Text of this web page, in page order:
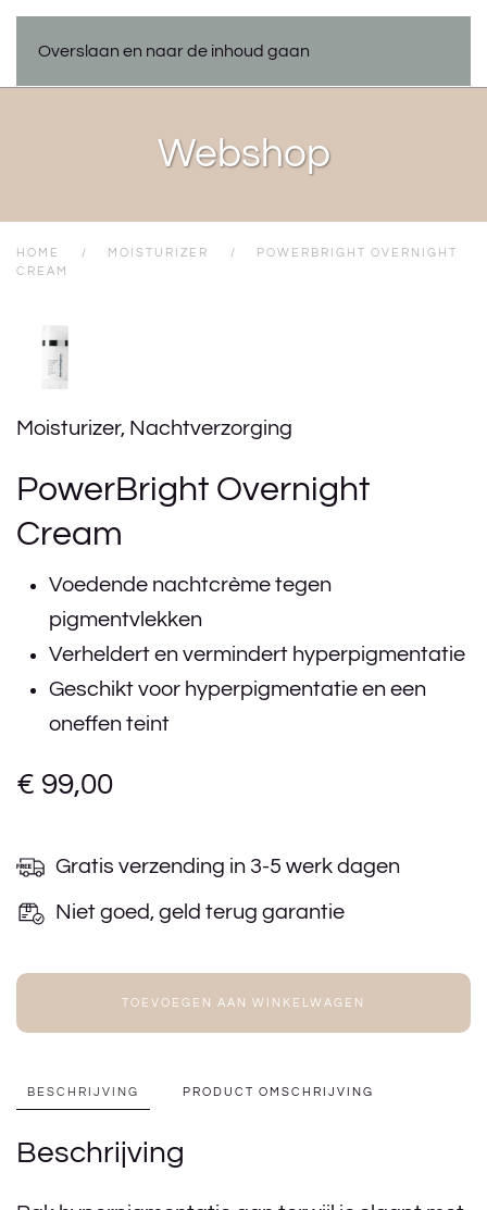
Overslaan en naar de inhoud gaan
Webshop
HOME MOISTURIZER
POWERBRIGHT OVERNIGHT
CREAM
Moisturizer, Nachtverzorging
PowerBright Overnight
Cream
Voedende nachtcrème tegen
pigmentvlekken
Verheldert en vermindert hyperpigmentatie
Geschikt voor hyperpigmentatie en een
oneffen teint
€ 99,00
Gratis verzending in 3-5 werk dagen
Niet goed, geld terug garantie
TOEVOEGEN AAN WINKELWAGEN
BESCHRIJVING PRODUCT OMSCHRIJVING
Beschrijving